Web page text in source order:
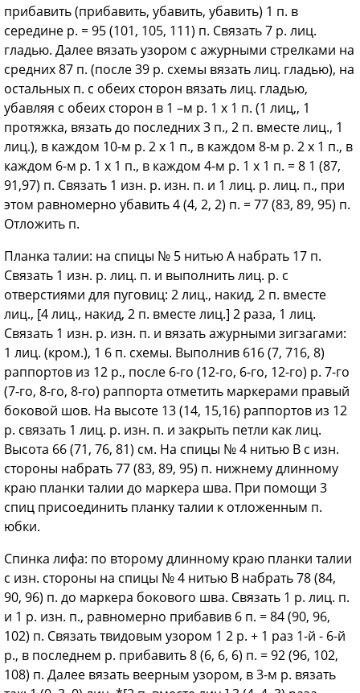
прибавить (прибавить, убавить, убавить) 1 п. в
середине р. = 95 (101, 105, 111) п. Связать 7 р. лиц.
гладью. Далее вязать узором с ажурными стрелками на
средних 87 п. (после 39 р. схемы вязать лиц. гладью), на
остальных п. с обеих сторон вязать лиц. гладью,
убавляя с обеих сторон в 1 –м р. 1 х 1 п. (1 лиц,, 1
протяжка, вязать до последних 3 п., 2 п. вместе лиц., 1
лиц.), в каждом 10-м р. 2 х 1 п., в каждом 8-м р. 2 х 1 п., в
каждом 6-м р. 1 х 1 п., в каждом 4-м р. 1 х 1 п. = 8 1 (87,
91,97) п. Связать 1 изн. р. изн. п. и 1 лиц. р. лиц. п., при
этом равномерно убавить 4 (4, 2, 2) п. = 77 (83, 89, 95) п.
Отложить п.
Планка талии: на спицы № 5 нитью А набрать 17 п.
Связать 1 изн. р. лиц. п. и выполнить лиц. р. с
отверстиями для пуговиц: 2 лиц., накид, 2 п. вместе
лиц., [4 лиц., накид, 2 п. вместе лиц.] 2 раза, 1 лиц.
Связать 1 изн. р. изн. п. и вязать ажурными зигзагами:
1 лиц. (кром.), 1 6 п. схемы. Выполнив 616 (7, 716, 8)
раппортов из 12 р., после 6-го (12-го, 6-го, 12-го) р. 7-го
(7-го, 8-го, 8-го) раппорта отметить маркерами правый
боковой шов. На высоте 13 (14, 15,16) раппортов из 12
р. связать 1 лиц. р. изн. п. и закрыть петли как лиц.
Высота 66 (71, 76, 81) см. На спицы № 4 нитью В с изн.
стороны набрать 77 (83, 89, 95) п. нижнему длинному
краю планки талии до маркера шва. При помощи 3
спиц присоединить планку талии к отложенным п.
юбки.
Спинка лифа: по второму длинному краю планки талии
с изн. стороны на спицы № 4 нитью В набрать 78 (84,
90, 96) п. до маркера бокового шва. Связать 1 р. лиц. п.
и 1 р. изн. п., равномерно прибавив 6 п. = 84 (90, 96,
102) п. Связать твидовым узором 1 2 р. + 1 раз 1-й - 6-й
р., в последнем р. прибавить 8 (6, 6, 6) п. = 92 (96, 102,
108) п. Далее вязать веерным узором, в 3-м р. вязать